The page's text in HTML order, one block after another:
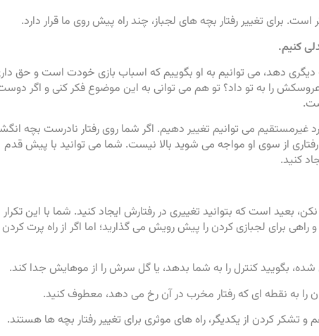
برای تغییر رفتار بچه های لجباز، چند راه پیش روی ما قرار دارد.
کنیم.
دهد، می توانیم به او بگوییم که اسباب بازی خودت است و حق
را به تو داد؟ تو هم می توانی به این موضوع فکر کنی و اگر
غیرمستقیم می توانیم تغییر دهیم. اگر شما روی رفتار نادرست بچه
رفتاری از سوی او مواجه می شوید بالا نیست. شما می توانید با پیش قدم
کنید.
بعید است که بتوانید تغییری در رفتارش ایجاد کنید. شما با این تکرار
برای لجبازی کردن را پیش رویش می گذارید؛ اما اگر از راه پرت کردن
بگویید کنترل را به شما بدهد، یا گل سرش را از موهایش جدا کند.
را به نقطه ای که رفتار مخرب در آن رخ می دهد، معطوف کنید.
تشکر کردن از یکدیگر، راه های موثری برای تغییر رفتار بچه ها هستند.